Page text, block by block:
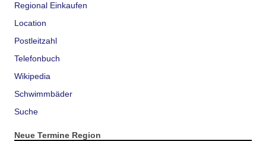
Regional Einkaufen
Location
Postleitzahl
Telefonbuch
Wikipedia
Schwimmbäder
Suche
Neue Termine Region